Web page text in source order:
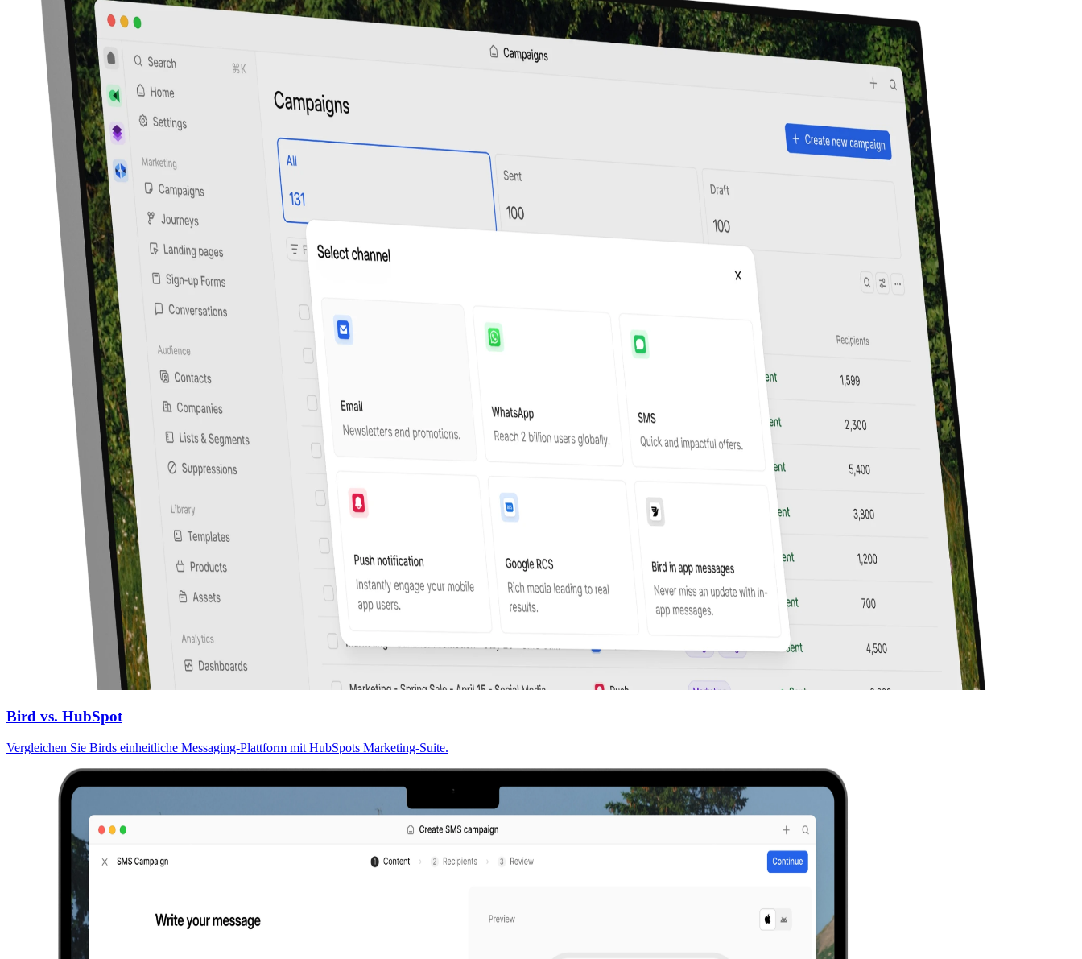
Bird vs. HubSpot
Vergleichen Sie Birds einheitliche Messaging-Plattform mit HubSpots Marketing-Suite.